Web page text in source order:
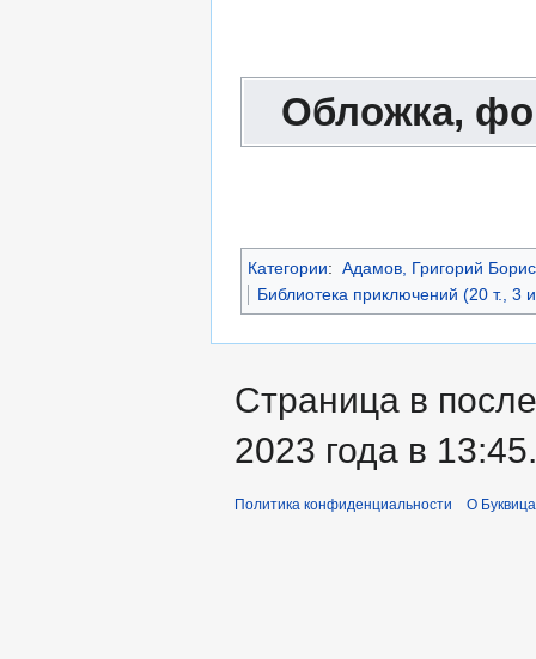
Обложка,
Категории: Адамов, Григорий
Библиотека приключений (20 т., 3
Страница в
2023 года в 13:45.
Политика конфиденциальности О Буквица